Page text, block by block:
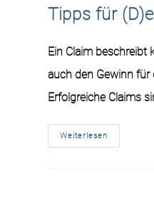
Tipps für
Ein Claim beschreibt
auch den Gewinn für
Erfolgreiche Claims
Weiterlesen